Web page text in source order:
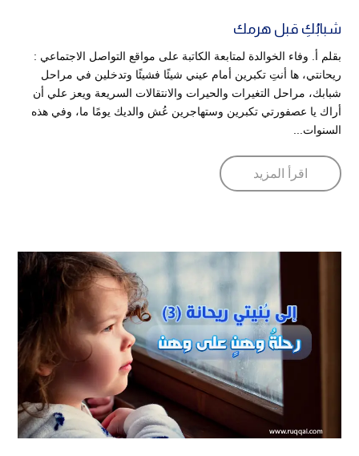
شبابُكِ قبل هرمك
بقلم أ. وفاء الخوالدة لمتابعة الكاتبة على مواقع التواصل الاجتماعي :
ريحانتي، ها أنتِ تكبرين أمام عيني شيئًا فشيئًا وتدخلين في مراحل
شبابك، مراحل التغيرات والحيرات والانتقالات السريعة ويعز علي أن
أراك يا عصفورتي تكبرين وستهاجرين عُش والديك يومًا ما، وفي هذه
السنوات...
اقرأ المزيد